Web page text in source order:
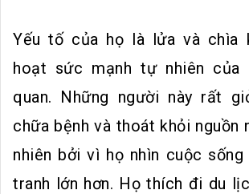
Yếu tố của họ là lửa và chìa
hoạt sức mạnh tự nhiên
quan. Những người này rất
chữa bệnh và thoát khỏi nguồn
nhiên bởi vì họ nhìn cuộc
tranh lớn hơn. Họ thích đi du